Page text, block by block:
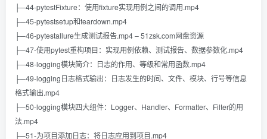
├─44-pytestFixture：使用fixture实现用例之间的调用.mp4
├─45-pytestsetup和teardown.mp4
├─46-pytestallure生成测试报告.mp4 – 51zsk.com网盘资源
├─47-使用pytest重构项目：实现用例依赖、测试报告、数据参数化.mp4
├─48-logging模块简介：日志的作用、等级和常用函数.mp4
├─49-logging日志格式输出：日志发生的时间、文件、模块、行号等信息
格式输出.mp4
├─50-logging模块四大组件：Logger、Handler、Formatter、Filter的用
法.mp4
├─51-为项目添加日志：将日志应用到项目.mp4